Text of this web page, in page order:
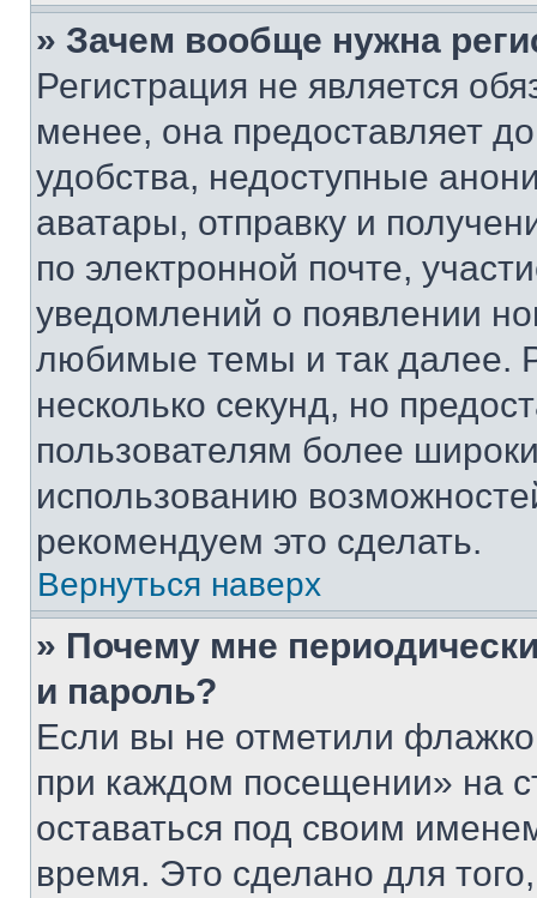
» Зачем вообще нужна
Регистрация не является
менее, она предоставляет
удобства, недоступные
аватары, отправку и
по электронной почте,
уведомлений о появлении
любимые темы и так далее.
несколько секунд, но
пользователям более
использованию
рекомендуем это сделать.
Вернуться наверх
» Почему мне
и пароль?
Если вы не отметили
при каждом посещении» на
оставаться под своим
время. Это сделано для